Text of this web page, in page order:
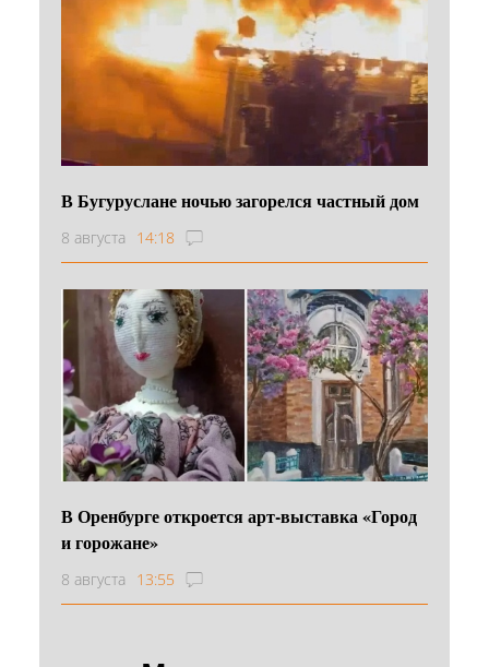
В Бугуруслане ночью загорелся частный дом
8 августа 14:18
В Оренбурге откроется арт-выставка «Город
и горожане»
8 августа 13:55